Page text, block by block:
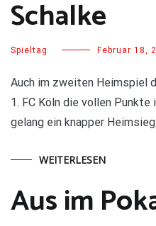
Schalke
Spieltag Februar 18,
Auch im zweiten Heimspiel
1. FC Köln die vollen
gelang ein knapper
WEITERLESEN
Aus im